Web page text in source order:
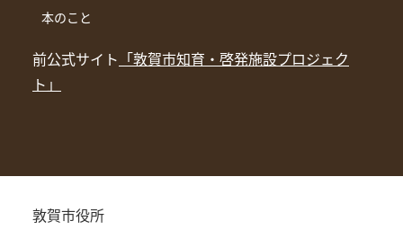
本のこと
前公式サイト 「敦賀市知育・啓発施設プロジェク
ト」
敦賀市役所